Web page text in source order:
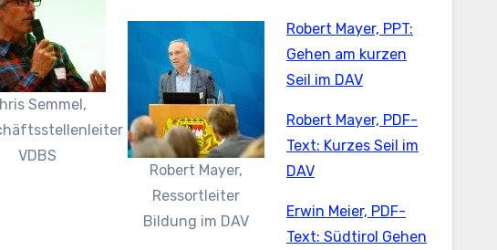
Semmel,
VDBS
Robert Mayer,
Ressortleiter
Bildung im DAV
Robert Mayer, PPT:
Gehen am kurzen
Seil im DAV
Robert Mayer, PDF-
Text: Kurzes Seil im
DAV
Erwin Meier, PDF-
Text: Südtirol Gehen